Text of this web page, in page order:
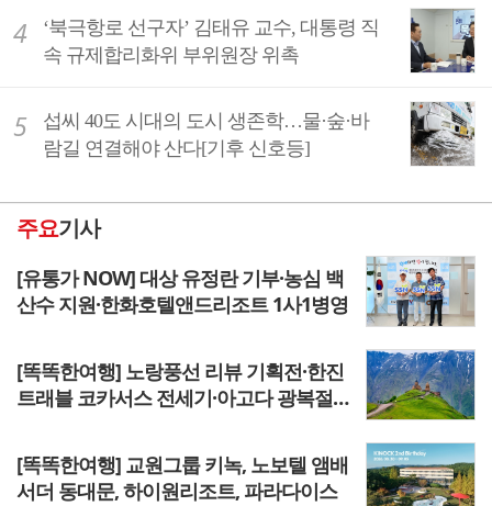
‘북극항로 선구자’ 김태유 교수, 대통령 직
속 규제합리화위 부위원장 위촉
섭씨 40도 시대의 도시 생존학…물·숲·바
람길 연결해야 산다[기후 신호등]
주요기사
[유통가 NOW] 대상 유정란 기부·농심 백
산수 지원·한화호텔앤드리조트 1사1병영
[똑똑한여행] 노랑풍선 리뷰 기획전·한진
트래블 코카서스 전세기·아고다 광복절
[똑똑한여행] 교원그룹 키녹, 노보텔 앰배
서더 동대문, 하이원리조트, 파라다이스